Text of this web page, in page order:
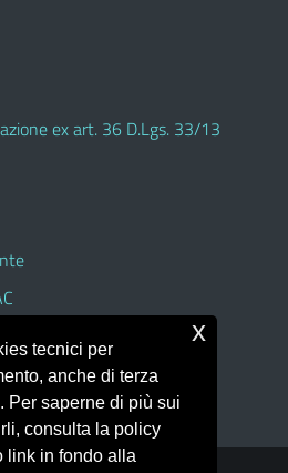
ex art. 36 D.Lgs. 33/13
tecnici per
anche di terza
Per saperne di più sui
consulta la policy
link in fondo alla
x